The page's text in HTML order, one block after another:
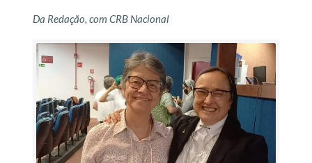
Da Redação, com CRB Nacional